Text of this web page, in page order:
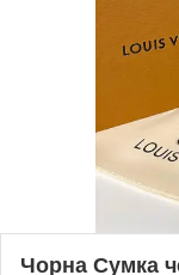
Чорна Сумка